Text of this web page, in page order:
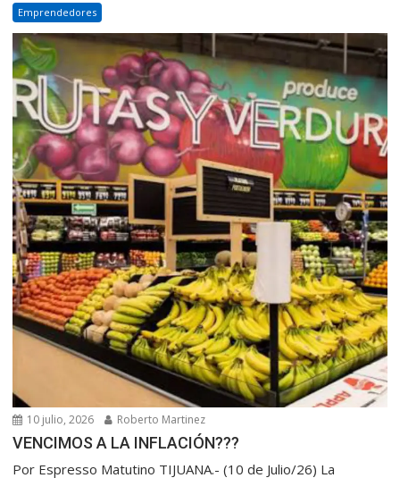
Emprendedores
10 julio, 2026 Roberto Martinez
VENCIMOS A LA INFLACIÓN???
Por Espresso Matutino TIJUANA.- (10 de Julio/26) La